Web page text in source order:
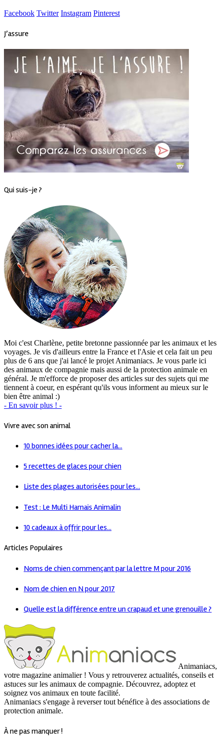
Facebook Twitter Instagram Pinterest
J’assure
Qui suis-je ?
Moi c'est Charlène, petite bretonne passionnée par les animaux et les
voyages. Je vis d'ailleurs entre la France et l'Asie et cela fait un peu
plus de 6 ans que j'ai lancé le projet Animaniacs. Je vous parle ici
des animaux de compagnie mais aussi de la protection animale en
général. Je m'efforce de proposer des articles sur des sujets qui me
tiennent à coeur, en espérant qu'ils vous informent au mieux sur le
bien être animal :)
- En savoir plus ! -
Vivre avec son animal
10 bonnes idées pour cacher la...
5 recettes de glaces pour chien
Liste des plages autorisées pour les...
Test : Le Multi Harnais Animalin
10 cadeaux à offrir pour les...
Articles Populaires
Noms de chien commençant par la lettre M pour 2016
Nom de chien en N pour 2017
Quelle est la différence entre un crapaud et une grenouille ?
Animaniacs,
votre magazine animalier ! Vous y retrouverez actualités, conseils et
astuces sur les animaux de compagnie. Découvrez, adoptez et
soignez vos animaux en toute facilité.
Animaniacs s'engage à reverser tout bénéfice à des associations de
protection animale.
À ne pas manquer !